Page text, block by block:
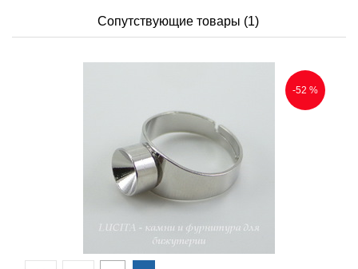
Сопутствующие товары (1)
-52 %